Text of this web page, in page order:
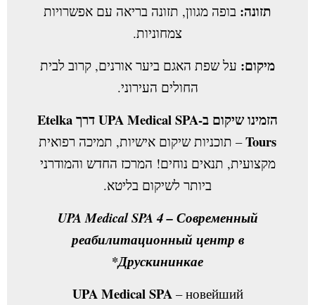
תזונה: בופה מגוון, תזונה בריאה עם אפשרויות
צמחוניות.
מיקום: על שפת האגם ביער אורנים, קרוב לבית
החולים העירוני.
הזמינו שיקום ב-UPA Medical SPA דרך Etelka
Tours– תוכניות שיקום אישיות, תמיכה רפואית
מקצועית, תנאים נוחים! המרכז החדש והמודרני
ביותר לשיקום בליטא.
UPA Medical SPA 4 – Современный
реабилитационный центр в
Друскининкае
*
UPA Medical SPA – новейший